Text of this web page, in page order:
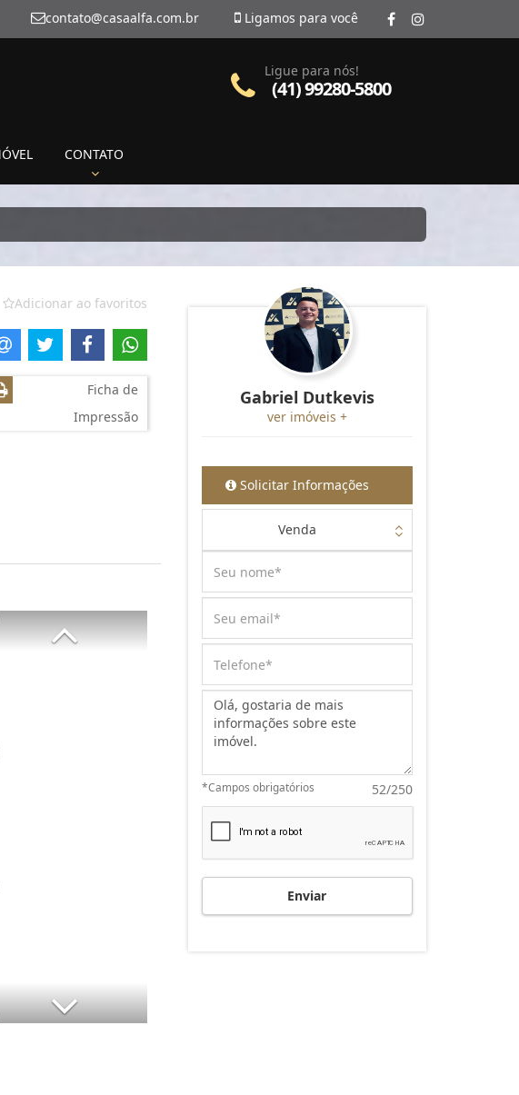
Ligamos para você
contato@casaalfa.com.br
CONTATO
Ligue para nós!
(41) 99280-5800
Adicionar ao favoritos
Ficha de
Impressão
Gabriel Dutkevis
ver imóveis +
Solicitar Informações
Venda
Mensagem:
52/250
*Campos obrigatórios
Enviar